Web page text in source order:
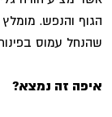
הגוף והנפש.
שהנחל עמוס
איפה זה נמצא?